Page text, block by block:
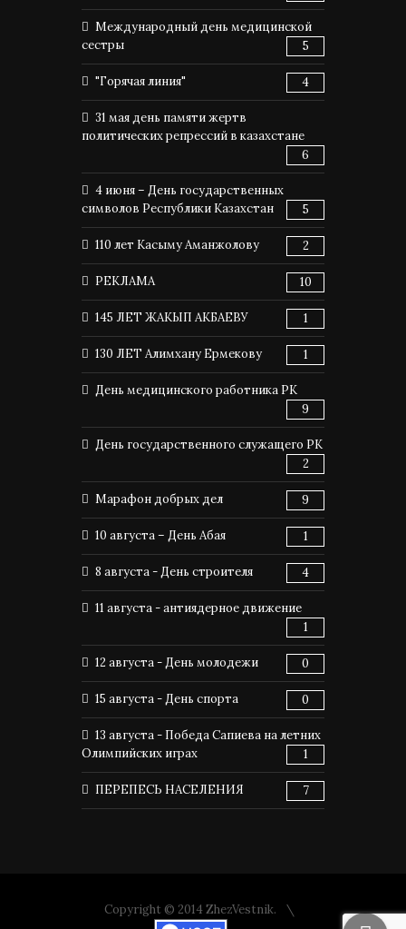
Международный день медицинской
сестры
5
"Горячая линия" 4
31 мая день памяти жертв
политических репрессий в казахстане
6
4 июня – День государственных
символов Республики Казахстан
5
110 лет Касыму Аманжолову 2
РЕКЛАМА 10
145 ЛЕТ ЖАКЫП АКБАЕВУ 1
130 ЛЕТ Алимхану Ермекову 1
День медицинского работника РК
9
День государственного служащего РК
2
Марафон добрых дел 9
10 августа – День Абая 1
8 августа - День строителя 4
11 августа - антиядерное движение
1
12 августа - День молодежи 0
15 августа - День спорта 0
13 августа - Победа Сапиева на летних
Олимпийских играх
1
ПЕРЕПЕСЬ НАСЕЛЕНИЯ 7
Copyright © 2014 ZhezVestnik.